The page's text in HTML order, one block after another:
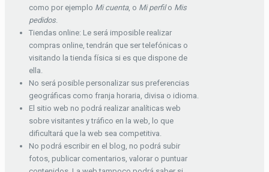
como por ejemplo Mi cuenta, o Mi perfilo Mis
pedidos.
Tiendas online: Le será imposible realizar
compras online, tendrán que ser telefónicas o
visitando la tienda física si es que dispone de
ella.
No será posible personalizar sus preferencias
geográficas como franja horaria, divisa o idioma.
El sitio web no podrá realizar analíticas web
sobre visitantes y tráfico en la web, lo que
dificultará que la web sea competitiva.
No podrá escribir en el blog, no podrá subir
fotos, publicar comentarios, valorar o puntuar